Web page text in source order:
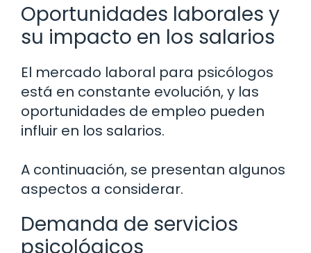
Oportunidades laborales y
su impacto en los salarios
El mercado laboral para psicólogos
está en constante evolución, y las
oportunidades de empleo pueden
influir en los salarios.
A continuación, se presentan algunos
aspectos a considerar.
Demanda de servicios
psicológicos